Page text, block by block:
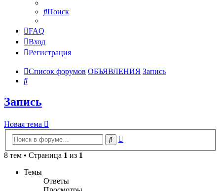
Поиск
FAQ
Вход
Регистрация
Список форумов ОБЪЯВЛЕНИЯ Запись
Поиск
Запись
Новая тема
Поиск
8 тем • Страница 1 из 1
Темы
Ответы